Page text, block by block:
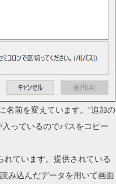
名前を変えています。”追加の
っているのでパスをコピー
れています。提供されている
み込んだデータを用いて画面